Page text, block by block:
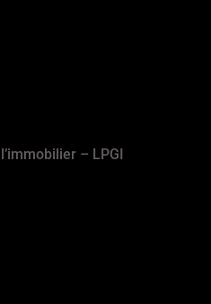
– LPGI